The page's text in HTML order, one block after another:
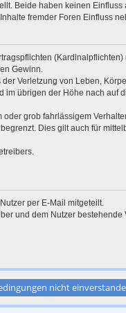
Beide haben keinen Einfluss
fremder Foren Einfluss
Gewinn.
Verletzung von Leben,
übrigen der Höhe nach auf
grob fahrlässigem
Dies gilt auch für
per E-Mail mitgeteilt.
und dem Nutzer